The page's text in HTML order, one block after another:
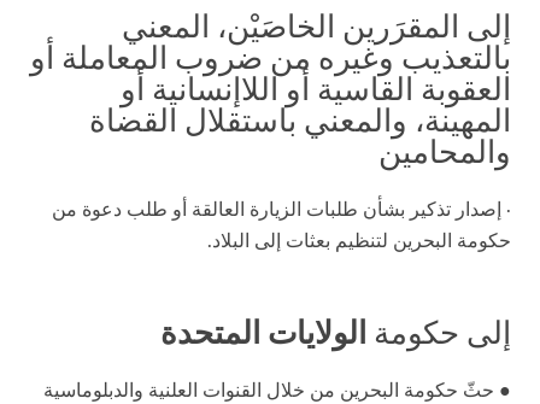
إلى المقرَرين الخاصَيْن، المعني
بالتعذيب وغيره من ضروب المعاملة أو
العقوبة القاسية أو اللاإنسانية أو
المهينة، والمعني باستقلال القضاة
والمحامين
· إصدار تذكير بشأن طلبات الزيارة العالقة أو طلب دعوة من
حكومة البحرين لتنظيم بعثات إلى البلاد.
إلى حكومة الولايات المتحدة
● حثّ حكومة البحرين من خلال القنوات العلنية والدبلوماسية